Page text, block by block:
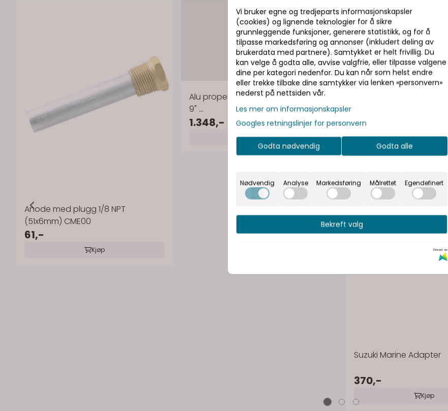
Anode med plugg 1/8 NPT
(51x6mm) CME00
61,-
Kjøp
Alu propell, SOLAS [B] "Amita 3", 11" x
9" ...
1.348,-
Kjøp
Suzuki Marine Adapter
370,-
Kjøp
Vi bruker egne og tredjeparts informasjonskapsler
(cookies) og lignende teknologier for å sikre
grunnleggende funksjoner, generere statistikk, og for å
tilpasse markedsføring og annonser (inkludert deling av
brukerdata med partnere). Samtykket er helt frivillig. Du
kan velge å godta alle, avvise valgfrie, eller tilpasse valgene
dine per kategori nedenfor. Du kan når som helst endre
eller trekke tilbake dine samtykker via lenken «personvern»
nederst på nettsiden vår.
Les mer om informasjonskapsler
Googles retningslinjer for personvern
Godta nødvendig Godta alle
Nødvendig Analyse Markedsføring Målrettet Egendefinert
Bekreft valg
Drevet av